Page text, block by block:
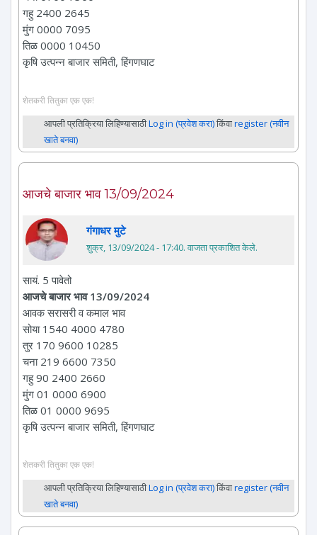
गहु 2400 2645
मुंग 0000 7095
तिळ 0000 10450
कृषि उत्पन्न बाजार समिती, हिंगणघाट
शेतकरी तितुका एक एक!
आपली प्रतिक्रिया लिहिण्यासाठीLog in (प्रवेश करा)किंवाregister (नवीन
खाते बनवा)
आजचे बाजार भाव 13/09/2024
गंगाधर मुटे
शुक्र, 13/09/2024 - 17:40. वाजता प्रकाशित केले.
सायं. 5 पावेतो
आजचे बाजार भाव 13/09/2024
आवक सरासरी व कमाल भाव
सोया 1540 4000 4780
तुर 170 9600 10285
चना 219 6600 7350
गहु 90 2400 2660
मुंग 01 0000 6900
तिळ 01 0000 9695
कृषि उत्पन्न बाजार समिती, हिंगणघाट
शेतकरी तितुका एक एक!
आपली प्रतिक्रिया लिहिण्यासाठीLog in (प्रवेश करा)किंवाregister (नवीन
खाते बनवा)